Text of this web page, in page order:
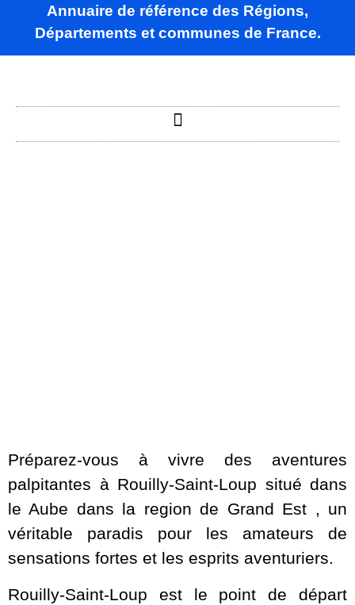
Annuaire de référence des Régions,
Départements et communes de France.
Préparez-vous à vivre des aventures
palpitantes à Rouilly-Saint-Loup situé dans
le Aube dans la region de Grand Est , un
véritable paradis pour les amateurs de
sensations fortes et les esprits aventuriers.
Rouilly-Saint-Loup est le point de départ